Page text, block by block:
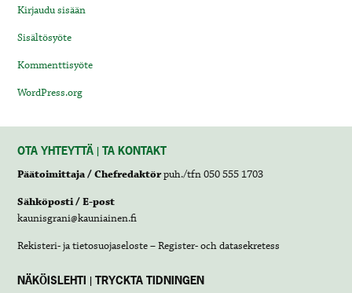
Kirjaudu sisään
Sisältösyöte
Kommenttisyöte
WordPress.org
OTA YHTEYTTÄ | TA KONTAKT
Päätoimittaja / Chefredaktörpuh./tfn 050 555 1703
Sähköposti / E-post
kaunisgrani@kauniainen.fi
Rekisteri- ja tietosuojaseloste – Register- och datasekretess
NÄKÖISLEHTI | TRYCKTA TIDNINGEN